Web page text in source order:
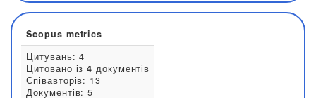
0000-0003-0735-0743
Наукова стаття для конференції:
Стаття в науковому журналі: